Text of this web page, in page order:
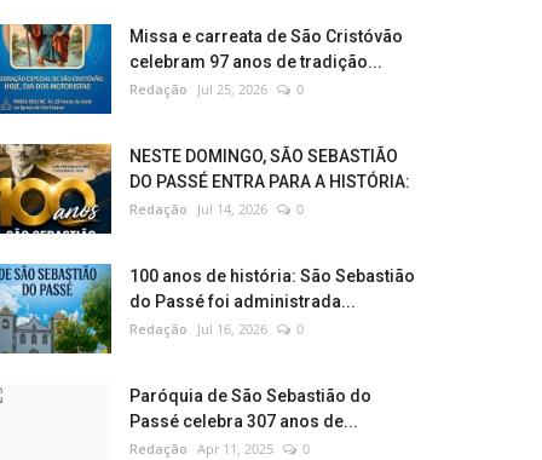
Missa e carreata de São Cristóvão
celebram 97 anos de tradição...
Redação Jul 25, 2026 0
NESTE DOMINGO, SÃO SEBASTIÃO
DO PASSÉ ENTRA PARA A HISTÓRIA:
Redação Jul 14, 2026 0
100 anos de história: São Sebastião
do Passé foi administrada...
Redação Jul 16, 2026 0
Paróquia de São Sebastião do
Passé celebra 307 anos de...
Redação Apr 11, 2025 0